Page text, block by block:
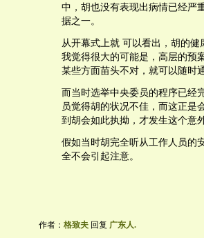
中，胡也没有表现出病情已经严
据之一。
从开幕式上就 可以看出，胡的
我觉得很大的可能是，高层的预
某些方面苗头不对，就可以随时
而当时选举中央委员的程序已经
员觉得胡的状况不佳，而这正是
到胡会如此执拗，才发生这个意
假如当时胡完全听从工作人员的
全不会引起注意。
作者： 格致夫 回复 广东人.